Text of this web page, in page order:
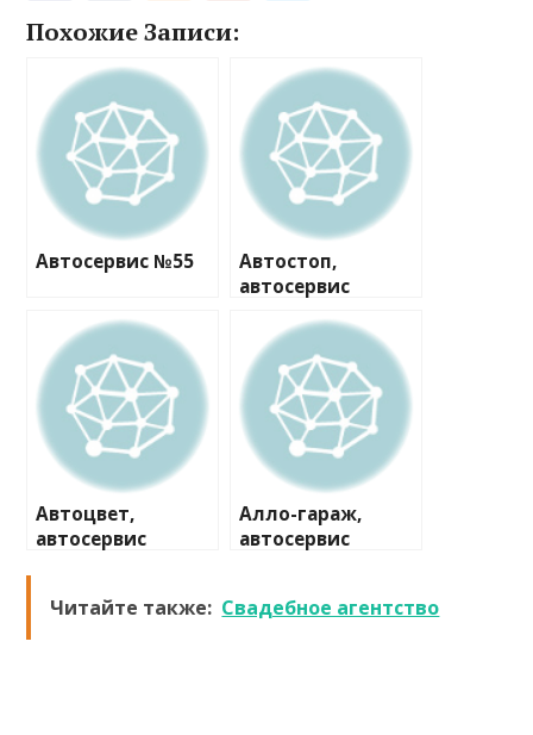
Похожие Записи:
Автосервис №55
Автостоп,
автосервис
Автоцвет,
автосервис
Алло-гараж,
автосервис
Читайте также: Свадебное агентство